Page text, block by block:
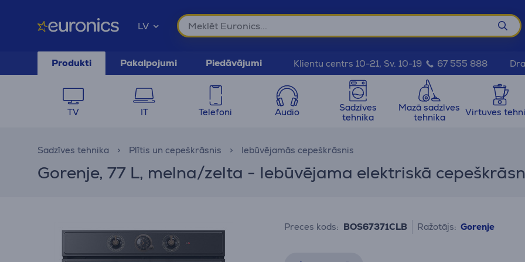
LV
Produkti Pakalpojumi Piedāvājumi Klientu centrs 10-21, Sv. 10-19 67 555 888
TV IT Telefoni Audio
Sadzīves
tehnika
Mazā sadzīves
tehnika
Virtuves
Sadzīves tehnika Plītis un cepeškrāsnis Iebūvējamās cepeškrāsnis
Gorenje, 77 L, melna/zelta - Iebūvējama elektriskā
Preces kods: BOS67371CLB Ražotājs: Gorenje